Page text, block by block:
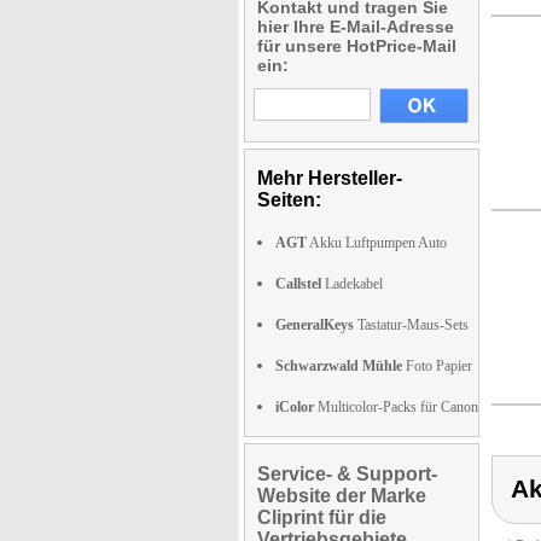
Kontakt und tragen Sie
hier Ihre E-Mail-Adresse
für unsere HotPrice-Mail
ein:
Mehr Hersteller-
Seiten:
AGTAkku Luftpumpen Auto
Callstel Ladekabel
GeneralKeys Tastatur-Maus-Sets
Schwarzwald Mühle Foto Papier
iColor Multicolor-Packs für Canon
Service- & Support-
Website der Marke
Cliprint für die